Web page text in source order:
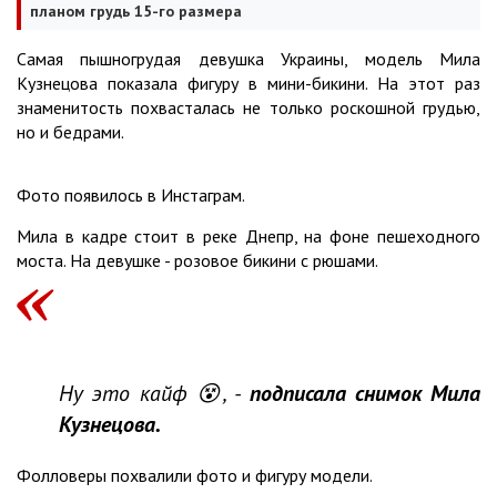
планом грудь 15-го размера
Самая пышногрудая девушка Украины, модель Мила
Кузнецова показала фигуру в мини-бикини. На этот раз
знаменитость похвасталась не только роскошной грудью,
но и бедрами.
Фото появилось в Инстаграм.
Мила в кадре стоит в реке Днепр, на фоне пешеходного
моста. На девушке - розовое бикини с рюшами.
Ну это кайф 😵, - подписала снимок Мила
Кузнецова.
Фолловеры похвалили фото и фигуру модели.